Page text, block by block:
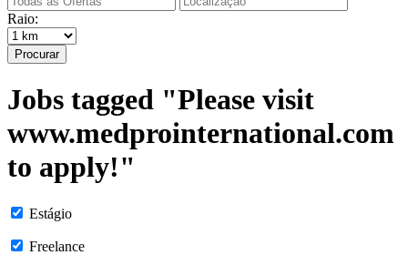
Raio:
Procurar
Jobs tagged "Please visit
www.medprointernational.com
to apply!"
Estágio
Freelance